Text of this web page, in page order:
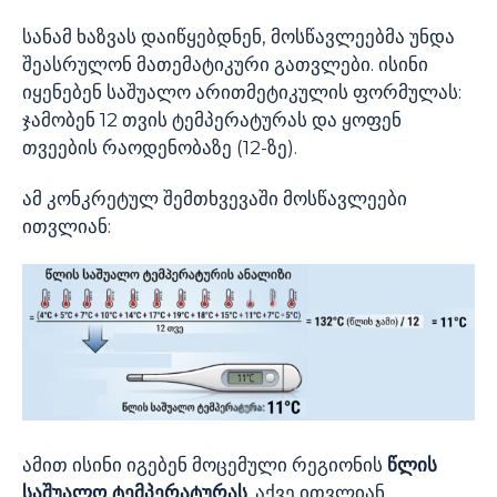
სანამ ხაზვას დაიწყებდნენ, მოსწავლეებმა უნდა
შეასრულონ მათემატიკური გათვლები. ისინი
იყენებენ საშუალო არითმეტიკულის ფორმულას:
ჯამობენ 12 თვის ტემპერატურას და ყოფენ
თვეების რაოდენობაზე (12-ზე).
ამ კონკრეტულ შემთხვევაში მოსწავლეები
ითვლიან:
ამით ისინი იგებენ მოცემული რეგიონის წლის
საშუალო ტემპერატურას . აქვე ითვლიან